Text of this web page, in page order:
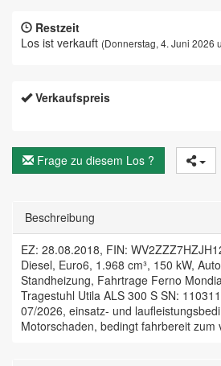
Restzeit
Los ist verkauft (Donnerstag, 4. Juni 2026
Verkaufspreis
Frage zu diesem Los ?
Beschreibung
EZ: 28.08.2018, FIN:
Diesel, Euro6, 1.968 cm³, 150 kW,
Standheizung, Fahrtrage Ferno
Tragestuhl Utila ALS 300 S SN:
07/2026, einsatz- und
Motorschaden, bedingt fahrbereit zum